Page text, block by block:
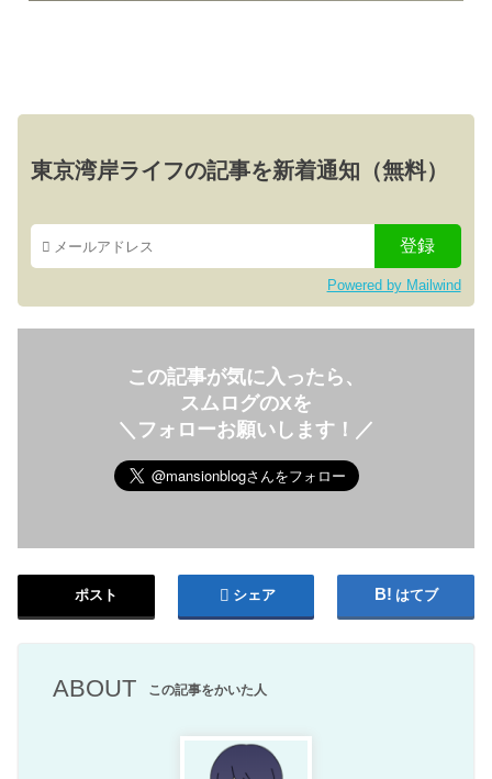
東京湾岸ライフの記事を新着通知（無料）
Powered by Mailwind
この記事が気に入ったら、
スムログのXを
＼フォローお願いします！／
ポスト シェア はてブ
ABOUT この記事をかいた人